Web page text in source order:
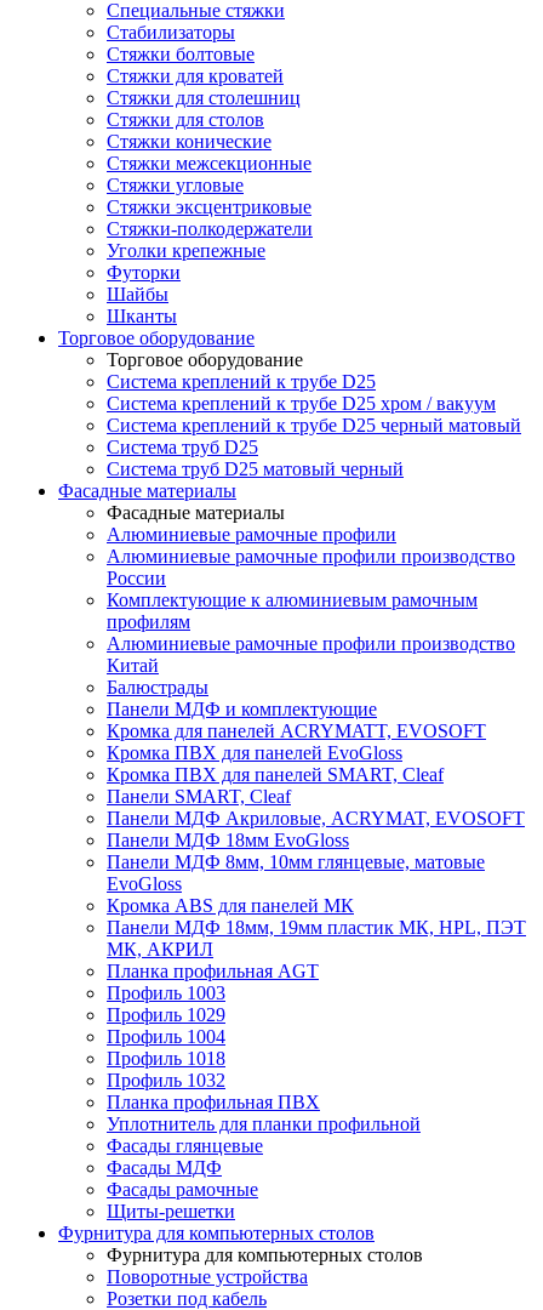
Специальные стяжки
Стабилизаторы
Стяжки болтовые
Стяжки для кроватей
Стяжки для столешниц
Стяжки для столов
Стяжки конические
Стяжки межсекционные
Стяжки угловые
Стяжки эксцентриковые
Стяжки-полкодержатели
Уголки крепежные
Футорки
Шайбы
Шканты
Торговое оборудование
Торговое оборудование
Система креплений к трубе D25
Система креплений к трубе D25 хром / вакуум
Система креплений к трубе D25 черный матовый
Система труб D25
Система труб D25 матовый черный
Фасадные материалы
Фасадные материалы
Алюминиевые рамочные профили
Алюминиевые рамочные профили производство
России
Комплектующие к алюминиевым рамочным
профилям
Алюминиевые рамочные профили производство
Китай
Балюстрады
Панели МДФ и комплектующие
Кромка для панелей ACRYMATT, EVOSOFT
Кромка ПВХ для панелей EvoGloss
Кромка ПВХ для панелей SMART, Cleaf
Панели SMART, Cleaf
Панели МДФ Акриловые, ACRYMAT, EVOSOFT
Панели МДФ 18мм EvoGloss
Панели МДФ 8мм, 10мм глянцевые, матовые
EvoGloss
Кромка ABS для панелей МК
Панели МДФ 18мм, 19мм пластик МК, HPL, ПЭТ
МК, АКРИЛ
Планка профильная AGT
Профиль 1003
Профиль 1029
Профиль 1004
Профиль 1018
Профиль 1032
Планка профильная ПВХ
Уплотнитель для планки профильной
Фасады глянцевые
Фасады МДФ
Фасады рамочные
Щиты-решетки
Фурнитура для компьютерных столов
Фурнитура для компьютерных столов
Поворотные устройства
Розетки под кабель